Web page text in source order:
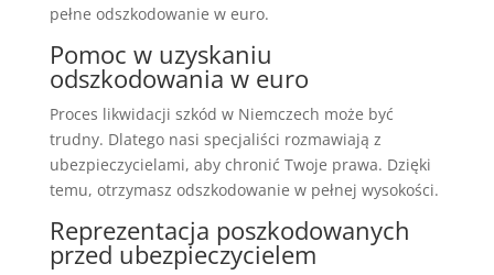
pełne odszkodowanie w euro.
Pomoc w uzyskaniu
odszkodowania w euro
Proces likwidacji szkód w Niemczech może być
trudny. Dlatego nasi specjaliści rozmawiają z
ubezpieczycielami, aby chronić Twoje prawa. Dzięki
temu, otrzymasz odszkodowanie w pełnej wysokości.
Reprezentacja poszkodowanych
przed ubezpieczycielem